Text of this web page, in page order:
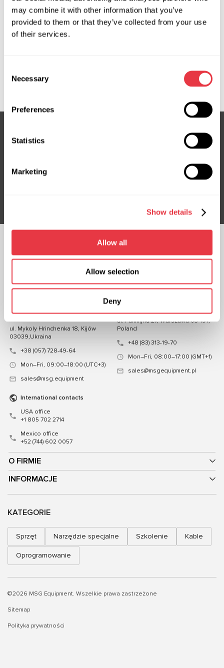
may combine it with other information that you’ve
provided to them or that they’ve collected from your use
of their services.
Selection
Necessary
Preferences
Statistics
Marketing
Show details
Allow all
Allow selection
Deny
Zapytaj o cenę
MS3502031C, 08702500, 7700419410, 7701471530,
7701478549, CSC71305GS, JCR174, RE707R
Nie przegap ekskluzywnych ofert i rabatów
O FIRMIE
INFORMACJE
KONTAKT
Ukrainie
ul. Mykoly Hrinchenka 18, Kijów
03039,Ukraina
+38 (057) 728-49-64
Mon–Fri, 09:00–18:00 (UTC+3)
sales@msg.equipment
ul. Familijna 27, Warszawa 03-197,
Poland
+48 (83) 313-19-70
Mon–Fri, 08:00–17:00 (GMT+1)
sales@msgequipment.pl
International contacts
USA office
+1 805 702 2714
Mexico office
+52 (744) 602 0057
KATEGORIE
Sprzęt Narzędzie specjalne Szkolenie Kable
Oprogramowanie
©2026 MSG Equipment. Wszelkie prawa zastrzeżone
Sitemap
Polityka prywatności